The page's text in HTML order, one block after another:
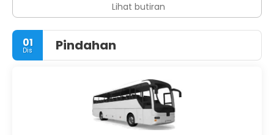
Lihat butiran
01
Dis Pindahan